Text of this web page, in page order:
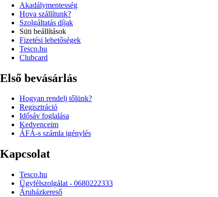
Akadálymentesség
Hova szállítunk?
Szolgáltatás díjak
Süti beállítások
Fizetési lehetőségek
Tesco.hu
Clubcard
Első bevásárlás
Hogyan rendelj tőlünk?
Regisztráció
Idősáv foglalása
Kedvenceim
ÁFÁ-s számla igénylés
Kapcsolat
Tesco.hu
Ügyfélszolgálat - 0680222333
Áruházkereső